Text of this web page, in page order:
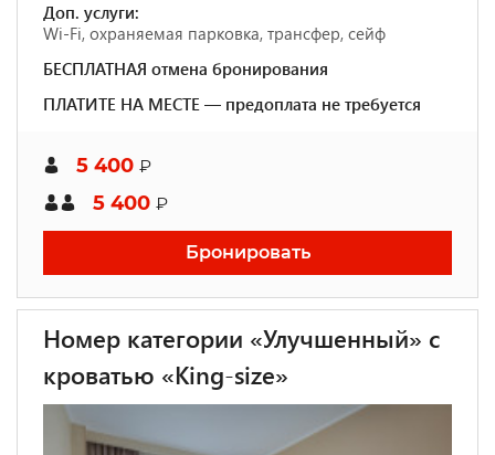
Доп. услуги:
Wi-Fi, охраняемая парковка, трансфер, сейф
БЕСПЛАТНАЯ отмена бронирования
ПЛАТИТЕ НА МЕСТЕ — предоплата не требуется
5 400 ₽
5 400 ₽
Бронировать
Номер категории «Улучшенный» с
кроватью «King-size»